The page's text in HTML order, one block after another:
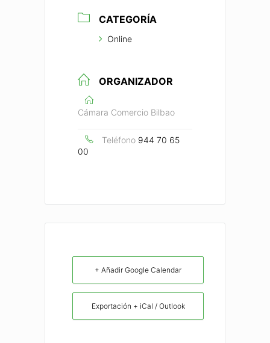
CATEGORÍA
Online
ORGANIZADOR
Cámara Comercio Bilbao
Teléfono 944 70 65
00
+ Añadir Google Calendar
Exportación + iCal / Outlook